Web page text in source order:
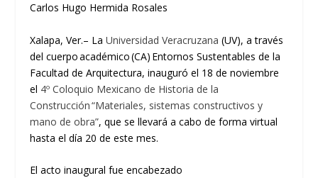
Carlos Hugo Hermida Rosales
Xalapa, Ver.– LaUniversidad Veracruzana (UV), a través
delcuerpo académico (CA) Entornos Sustentables de la
Facultad de Arquitectura, inauguró el 18 de noviembre
el 4º Coloquio Mexicano de Historia de la
Construcción “Materiales, sistemas constructivos y
mano de obra”, que se llevará a cabo de forma virtual
hasta el día 20 de este mes.
El acto inaugural fue encabezado